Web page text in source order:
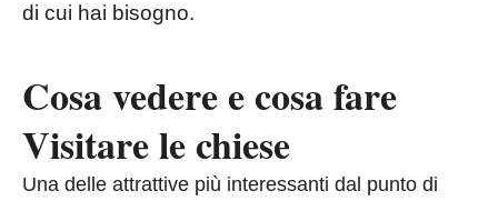
di cui hai bisogno.
Cosa vedere e cosa fare
Visitare le chiese
Una delle attrattive più interessanti dal punto di